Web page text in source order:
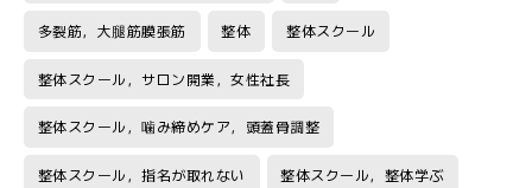
多裂筋，大腿筋膜張筋 整体 整体スクール
整体スクール，サロン開業，女性社長
整体スクール，噛み締めケア，頭蓋骨調整
整体スクール，指名が取れない 整体スクール，整体学ぶ